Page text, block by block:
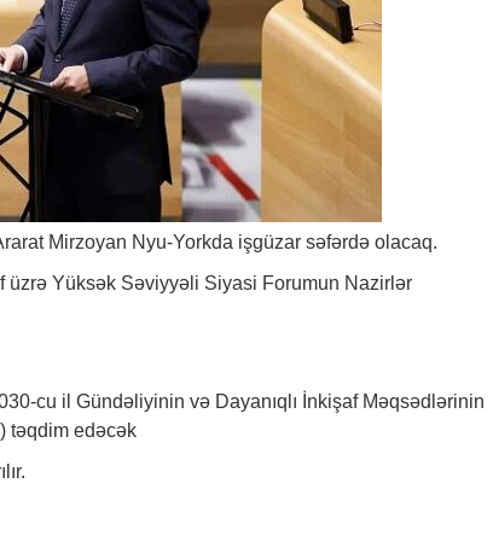
Mirzoyan Nyu-Yorkda işgüzar səfərdə olacaq.
üzrə Yüksək Səviyyəli Siyasi Forumun Nazirlər
cu il Gündəliyinin və Dayanıqlı İnkişaf Məqsədlərinin
təqdim edəcək